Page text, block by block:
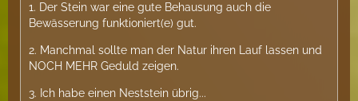
1. Der Stein war eine gute Behausung auch die
Bewässerung funktioniert(e) gut.
2. Manchmal sollte man der Natur ihren Lauf lassen und
NOCH MEHR Geduld zeigen.
3. Ich habe einen Neststein übrig...